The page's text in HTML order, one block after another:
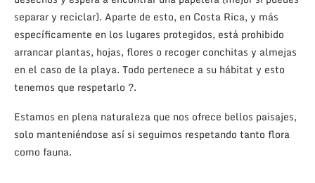
separar y reciclar). Aparte de esto, en Costa Rica, y más
específicamente en los lugares protegidos, está prohibido
arrancar plantas, hojas, flores o recoger conchitas y almejas
en el caso de la playa. Todo pertenece a su hábitat y esto
tenemos que respetarlo ?.
Estamos en plena naturaleza que nos ofrece bellos paisajes,
solo manteniéndose así si seguimos respetando tanto flora
como fauna.